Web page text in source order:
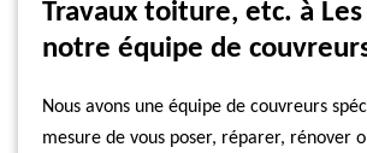
Travaux toiture, etc. à Les
notre équipe de
Nous avons une équipe de couvreurs
mesure de vous poser, réparer, rénover